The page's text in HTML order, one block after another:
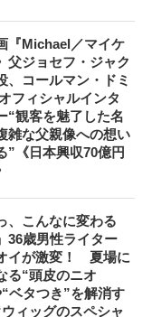
『Michael／マイケ
父ジョセフ・ジャク
、コールマン・ドミ
フィシャルインタ
“観客を魅了した名
雑な父親像への想い
”《日本興収70億円
、こんなに変わる
36歳男性ライター
イが激変！ 夏場に
る“頭皮のニオ
ベタつき”を解消す
ィッグのスペシャ